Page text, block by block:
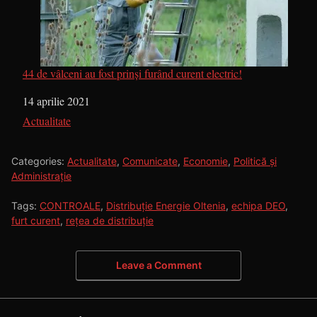
44 de vâlceni au fost prinși furând curent electric!
Dată
14 aprilie 2021
În legătură cu
Actualitate
Categories: Actualitate, Comunicate, Economie, Politică și
Administrație
Tags: CONTROALE, Distribuție Energie Oltenia, echipa DEO,
furt curent, rețea de distribuție
Leave a Comment